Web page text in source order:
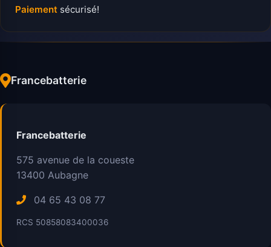
Paiement sécurisé!
Francebatterie
Francebatterie
575 avenue de la coueste
13400 Aubagne
04 65 43 08 77
RCS 50858083400036